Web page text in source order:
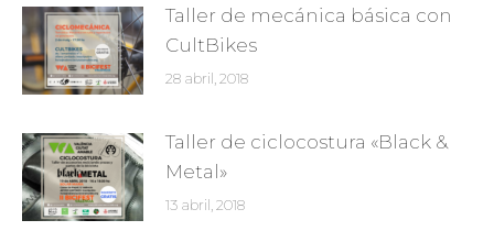
Taller de mecánica básica con
CultBikes
28 abril, 2018
Taller de ciclocostura «Black &
Metal»
13 abril, 2018